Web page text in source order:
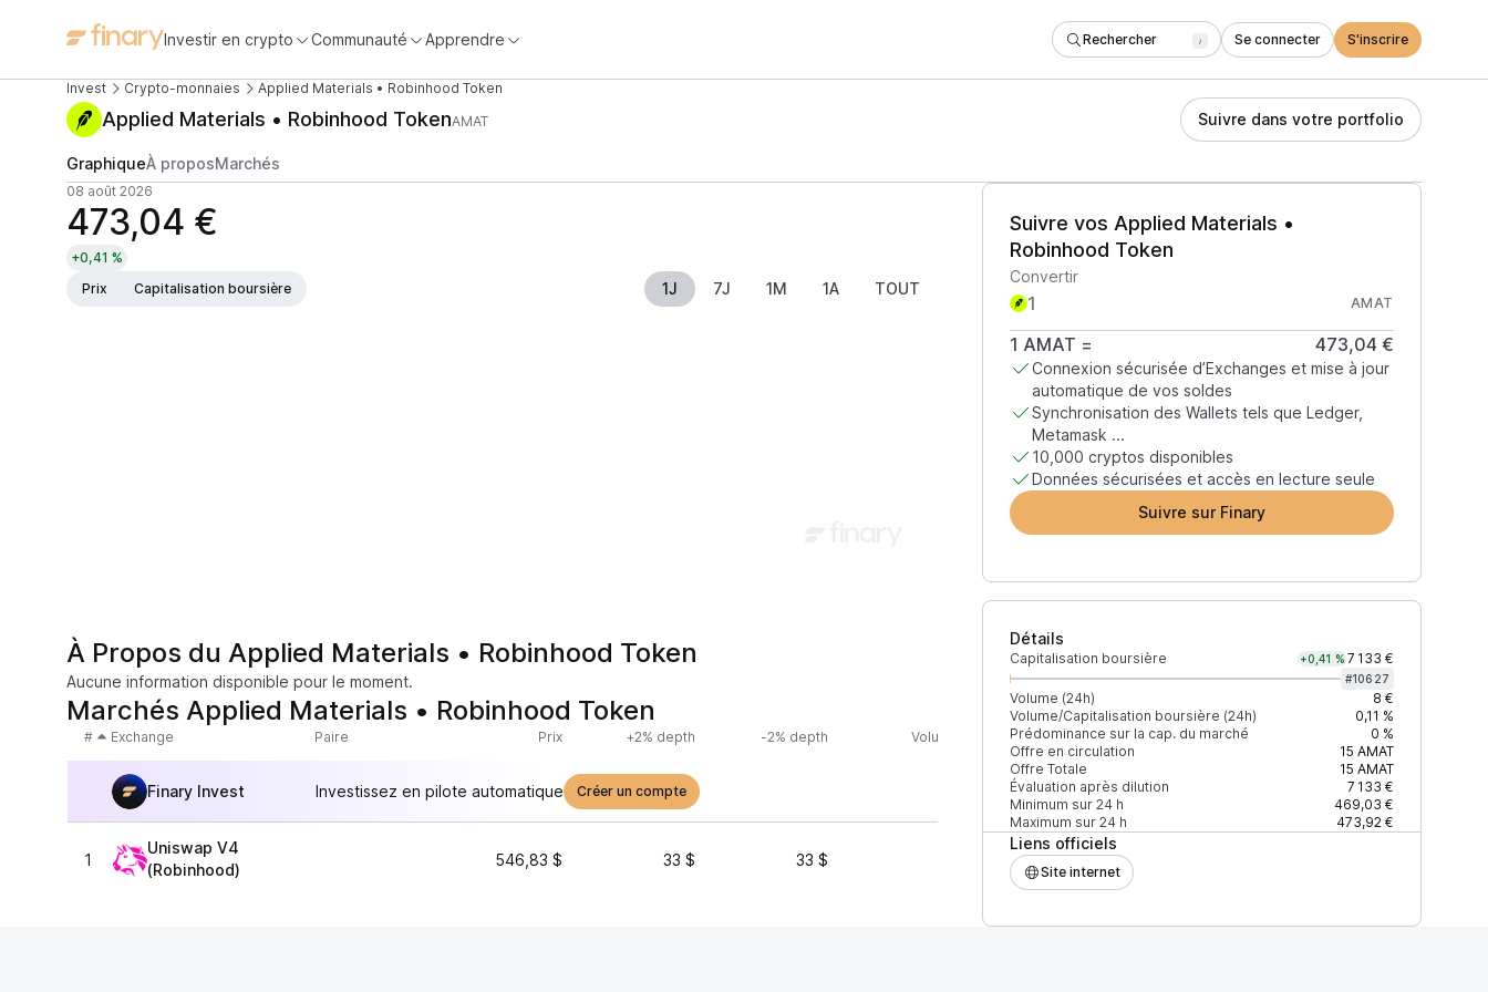
Investir en crypto Communauté Apprendre Rechercher / Se connecter S'inscrire
Invest Crypto-monnaies Applied Materials • Robinhood Token
Applied Materials • Robinhood TokenAMAT Suivre dans votre portfolio
GraphiqueÀ proposMarchés
08 août 2026
473,04 €
+0,41 %
Prix
Capitalisation boursière 1J 7J 1M 1A TOUT
Suivre vos Applied Materials •
Robinhood Token
Convertir
AMAT
1 AMAT = 473,04 €
Connexion sécurisée d’Exchanges et mise à jour
automatique de vos soldes
Synchronisation des Wallets tels que Ledger,
Metamask ...
10,000 cryptos disponibles
Données sécurisées et accès en lecture seule
Suivre sur Finary
Détails
Capitalisation boursière +0,41 % 7 133 €
#10627
Volume (24h)
8 €
Volume/Capitalisation boursière (24h)
0,11 %
Prédominance sur la cap. du marché
0 %
Offre en circulation
15 AMAT
Offre Totale
15 AMAT
Évaluation après dilution
7 133 €
Minimum sur 24 h
469,03 €
Maximum sur 24 h
473,92 €
Liens officiels
Site internet
À Propos du Applied Materials • Robinhood Token
Aucune information disponible pour le moment.
Marchés Applied Materials • Robinhood Token
# Exchange Paire Prix +2% depth -2% depth Volume (24h) % du volume Confiance Mis à jour
Finary Invest Investissez en pilote automatique Créer un compte
1
Uniswap V4
(Robinhood)
546,83 $ 33 $ 33 $ 100 %